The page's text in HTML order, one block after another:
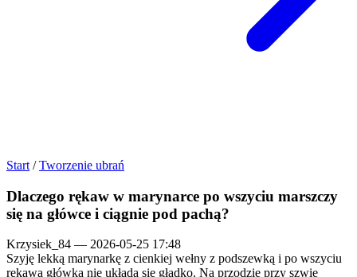
Start / Tworzenie ubrań
Dlaczego rękaw w marynarce po wszyciu marszczy
się na główce i ciągnie pod pachą?
Krzysiek_84 — 2026-05-25 17:48
Szyję lekką marynarkę z cienkiej wełny z podszewką i po wszyciu
rękawa główka nie układa się gładko. Na przodzie przy szwie